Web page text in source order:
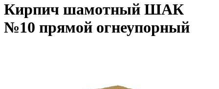
Кирпич шамотный ШАК
№10 прямой огнеупорный